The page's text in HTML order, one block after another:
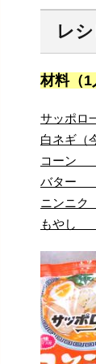
レ
材料（1
サッポ
白ネギ
コ
バ
ニン
も